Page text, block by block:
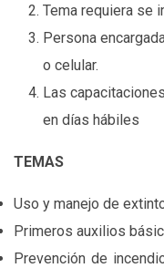
Tema requiera se
Persona
o celular.
Las
en días hábiles
TEMAS
Uso y manejo de
Primeros auxilios
Prevención de